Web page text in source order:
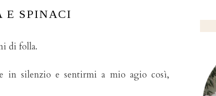
E SPINACI
di folla.
in silenzio e sentirmi a mio agio così,